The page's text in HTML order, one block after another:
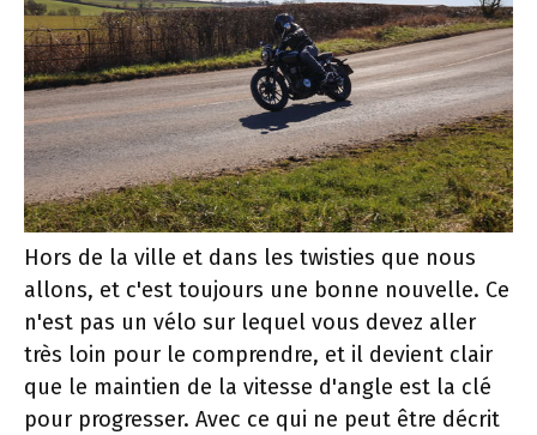
Hors de la ville et dans les twisties que nous
allons, et c'est toujours une bonne nouvelle. Ce
n'est pas un vélo sur lequel vous devez aller
très loin pour le comprendre, et il devient clair
que le maintien de la vitesse d'angle est la clé
pour progresser. Avec ce qui ne peut être décrit